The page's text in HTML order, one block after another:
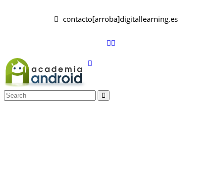
contacto[arroba]digitallearning.es